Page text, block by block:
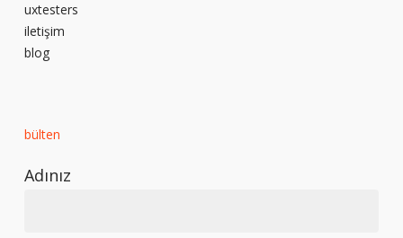
uxtesters
iletişim
blog
bülten
Adınız